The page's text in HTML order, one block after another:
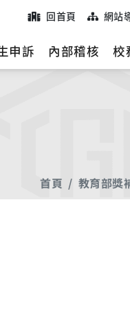
回首頁 網站
申訴 內部稽核 校
首頁 教育部獎